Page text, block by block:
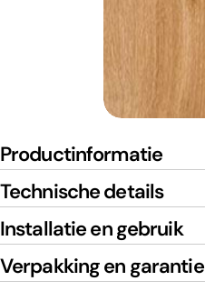
Productinformatie
Technische details
Installatie en gebruik
Verpakking en garantie